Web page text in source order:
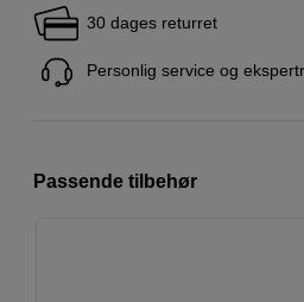
30 dages returret
Personlig service og
Passende tilbehør